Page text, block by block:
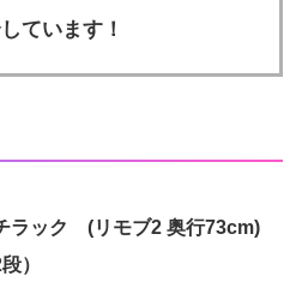
ています！
ック
(リモブ2 奥行73cm)
）